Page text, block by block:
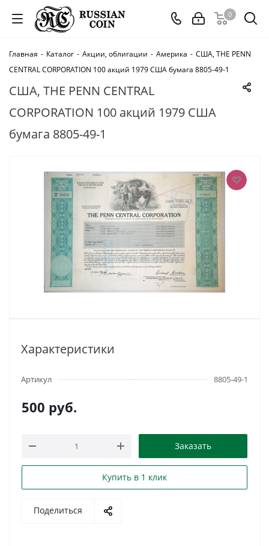
0
Главная - Каталог - Акции, облигации - Америка - США, THE PENN
CENTRAL CORPORATION 100 акций 1979 США бумага 8805-49-1
США, THE PENN CENTRAL
CORPORATION 100 акций 1979 США
бумага 8805-49-1
Характеристики
Артикул 8805-49-1
500 руб.
Заказать
Купить в 1 клик
Поделиться